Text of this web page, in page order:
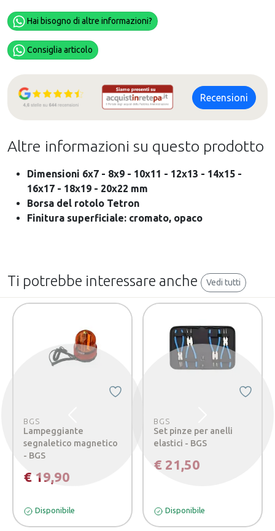
Hai bisogno di altre informazioni?
Consiglia articolo
Recensioni
Altre informazioni su questo prodotto
Dimensioni 6x7 - 8x9 - 10x11 - 12x13 - 14x15 -
16x17 - 18x19 - 20x22 mm
Borsa del rotolo Tetron
Finitura superficiale: cromato, opaco
Ti potrebbe interessare anche Vedi tutti
BGS
Lampeggiante
segnaletico magnetico
- BGS
€ 19,90
Disponibile
BGS
Set pinze per anelli
elastici - BGS
€ 21,50
Disponibile